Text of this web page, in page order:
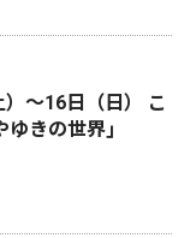
〜16日（日） こ
ゆきの世界｣